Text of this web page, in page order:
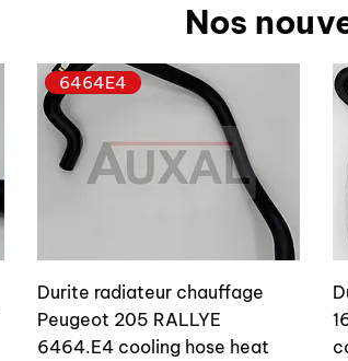
Nos
6464E4
Durite radiateur chauffage
Peugeot 205 RALLYE
6464.E4 cooling hose heat